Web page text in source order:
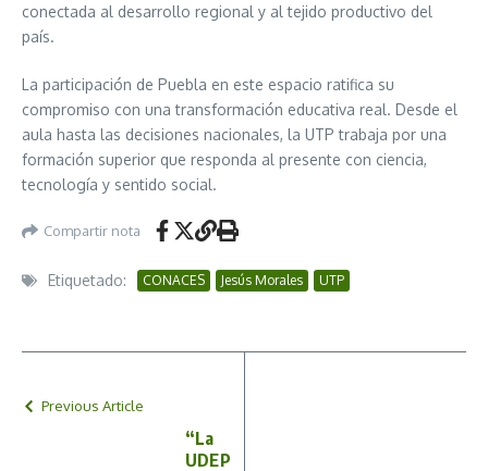
conectada al desarrollo regional y al tejido productivo del
país.
La participación de Puebla en este espacio ratifica su
compromiso con una transformación educativa real. Desde el
aula hasta las decisiones nacionales, la UTP trabaja por una
formación superior que responda al presente con ciencia,
tecnología y sentido social.
Compartir nota
Etiquetado: CONACES Jesús Morales UTP
Previous Article
“La
UDEP